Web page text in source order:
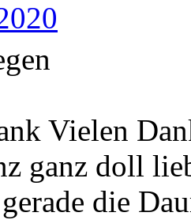
Vielen
ganz doll
die